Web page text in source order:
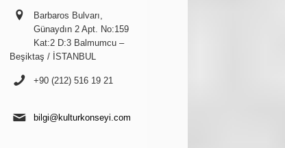
Barbaros Bulvarı,
Günaydın 2 Apt. No:159
Kat:2 D:3 Balmumcu –
Beşiktaş / İSTANBUL
+90 (212) 516 19 21
bilgi@kulturkonseyi.com